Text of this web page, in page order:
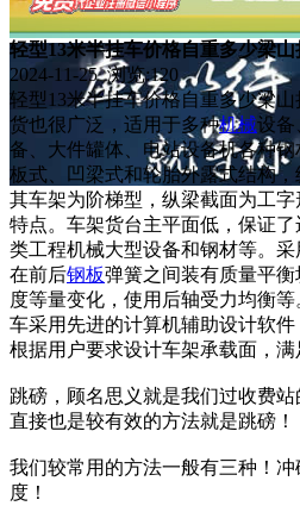
轻型13米半挂车价格自重多少梁
2024-11-25 浏览:120
轻型13米半挂车价格自重多少梁
货也很广泛，适用于多种机械设备
备、大件罐体、电站设备机各种
板式、凹梁式和轮胎外露式结构，
其车架为阶梯型，纵梁截面为工
特点。车架货台主平面低，保证
类工程机械大型设备和钢材等。采
在前后钢板弹簧之间装有质量平
度等量变化，使用后轴受力均衡
车采用先进的计算机辅助设计软件
根据用户要求设计车架承载面，满
跳磅，顾名思义就是我们过收费
直接也是较有效的方法就是跳磅！
我们较常用的方法一般有三种！
度！